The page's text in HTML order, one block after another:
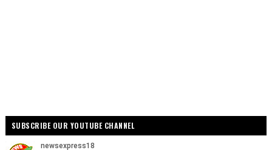
SUBSCRIBE OUR YOUTUBE CHANNEL